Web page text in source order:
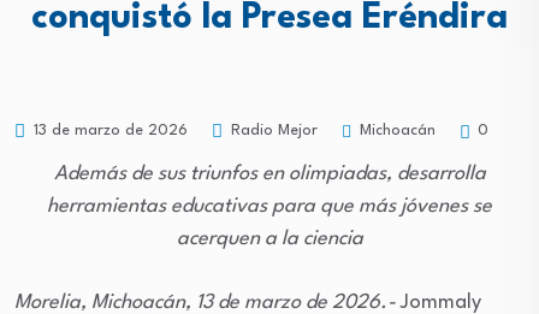
conquistó la Presea Eréndira
13 de marzo de 2026 Radio Mejor Michoacán 0
Además de sus triunfos en olimpiadas, desarrolla
herramientas educativas para que más jóvenes se
acerquen a la ciencia
Morelia, Michoacán, 13 de marzo de 2026.-Jommaly